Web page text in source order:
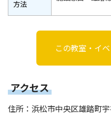
方法
この教室・イ
アクセス
住所：浜松市中央区雄踏町